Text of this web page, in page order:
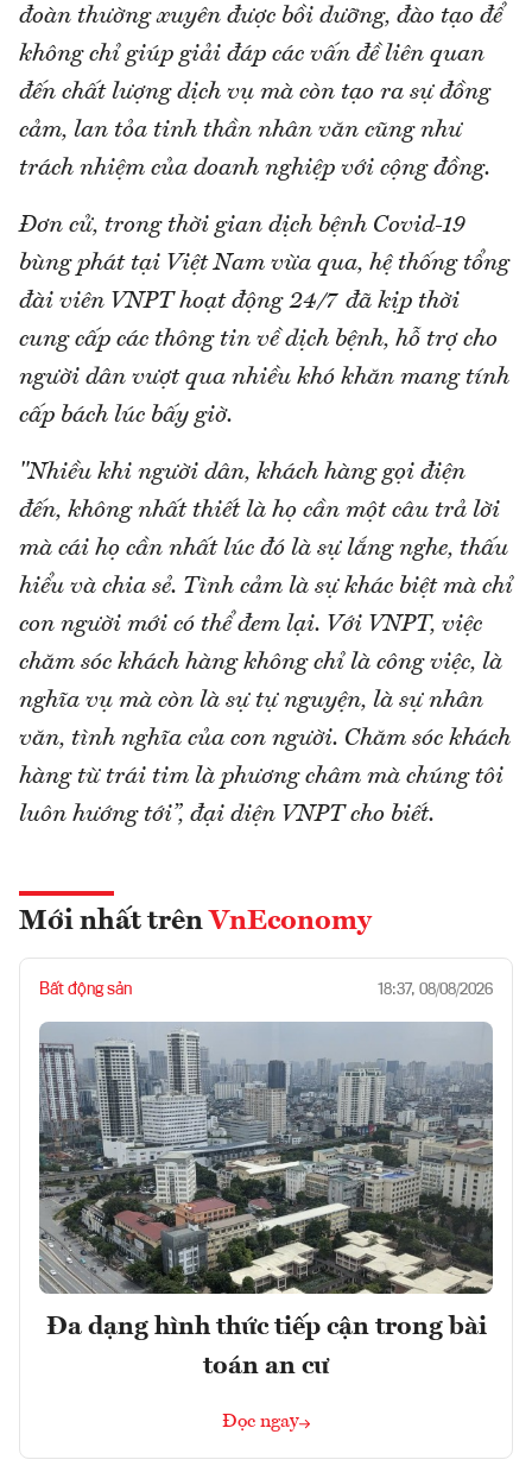
đoàn thường xuyên được bồi dưỡng, đào tạo để
không chỉ giúp giải đáp các vấn đề liên quan
đến chất lượng dịch vụ mà còn tạo ra sự đồng
cảm, lan tỏa tinh thần nhân văn cũng như
trách nhiệm của doanh nghiệp với cộng đồng.
Đơn cử, trong thời gian dịch bệnh Covid-19
bùng phát tại Việt Nam vừa qua, hệ thống tổng
đài viên VNPT hoạt động 24/7 đã kịp thời
cung cấp các thông tin về dịch bệnh, hỗ trợ cho
người dân vượt qua nhiều khó khăn mang tính
cấp bách lúc bấy giờ.
"Nhiều khi người dân, khách hàng gọi điện
đến, không nhất thiết là họ cần một câu trả lời
mà cái họ cần nhất lúc đó là sự lắng nghe, thấu
hiểu và chia sẻ. Tình cảm là sự khác biệt mà chỉ
con người mới có thể đem lại. Với VNPT, việc
chăm sóc khách hàng không chỉ là công việc, là
nghĩa vụ mà còn là sự tự nguyện, là sự nhân
văn, tình nghĩa của con người. Chăm sóc khách
hàng từ trái tim là phương châm mà chúng tôi
luôn hướng tới”, đại diện VNPT cho biết.
Mới nhất trên VnEconomy
Bất động sản 18:37, 08/08/2026
Đa dạng hình thức tiếp cận trong bài
toán an cư
Đọc ngay